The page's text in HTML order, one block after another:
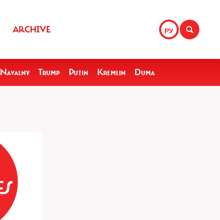
РУ
ARCHIVE
Navalny Trump Putin Kremlin Duma